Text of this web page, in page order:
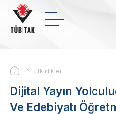
içeriğe
Hakkımızda
Biz Kimiz
Yönetim Kurulu
Politikalar
Sayfa
yolu
Etkinlikler
Dijital Yayın
Ve Edebiyatı